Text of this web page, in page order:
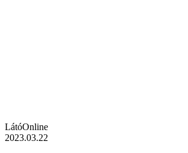
LátóOnline
2023.03.22